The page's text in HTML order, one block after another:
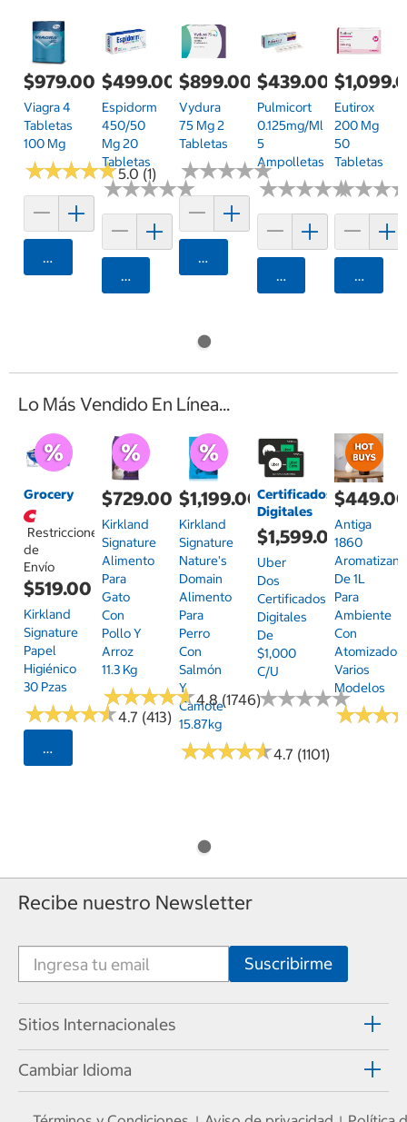
$979.00
Viagra 4
Tabletas
100 Mg
★★★★★
★★★★★5.0 (1)
Agregar
$499.00
Espidorm
450/50
Mg 20
Tabletas
★★★★★
★★★★★
Agregar
$899.00
Vydura
75 Mg 2
Tabletas
★★★★★
★★★★★
Agregar
$439.00
Pulmicort
0.125mg/ml
5
Ampolletas
★★★★★
★★★★★
Agregar
Eutirox
200 Mg
50
Tabletas
★★★
★★★
Lo Más Vendido En Línea...
Grocery
Restricciones
de
Envío
$519.00
Kirkland
Signature
Papel
Higiénico
30 Pzas
★★★★★
★★★★★4.7 (413)
Seleccionar Código Postal
$729.00
Kirkland
Signature
Alimento
Para
Gato
Con
Pollo Y
Arroz
11.3 Kg
★★★★★
★★★★★4.8 (1746)
$1,199.00
Kirkland
Signature
Nature's
Domain
Alimento
Para
Perro
Con
Salmón
Y
Camote
15.87kg
★★★★★
★★★★★4.7 (1101)
Certificados
Digitales
$1,599.00
Uber
Dos
Certificados
Digitales
De
$1,000
C/u
★★★★★
★★★★★
Antiga
1860
De 1L
Para
Ambiente
Con
Atomizador,
Varios
Modelos
★★★
★★★
Recibe nuestro Newsletter
Sitios Internacionales
Cambiar Idioma